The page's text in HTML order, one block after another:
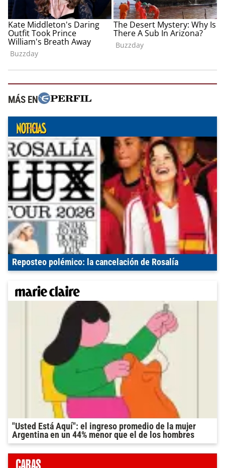
MÁS EN
Reposteo polémico: la cancelación de Rosalía
"Usted Está Aquí": el ingreso promedio de la mujer
Argentina en un 44% menor que el de los hombres